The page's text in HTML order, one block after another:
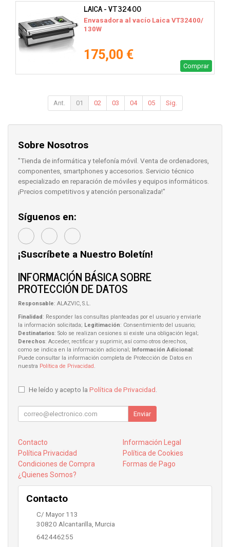
LAICA - VT32400
Envasadora al vacío Laica VT32400/
130W
175,00 €
Comprar
Ant. 01 02 03 04 05 Sig.
Sobre Nosotros
"Tienda de informática y telefonía móvil. Venta de ordenadores,
componentes, smartphones y accesorios. Servicio técnico
especializado en reparación de móviles y equipos informáticos.
¡Precios competitivos y atención personalizada!"
Síguenos en:
¡Suscríbete a Nuestro Boletín!
INFORMACIÓN BÁSICA SOBRE
PROTECCIÓN DE DATOS
Responsable: ALAZVIC, S.L.
Finalidad : Responder las consultas planteadas por el usuario y enviarle
la información solicitada; Legitimación: Consentimiento del usuario;
Destinatarios: Solo se realizan cesiones si existe una obligación legal;
Derechos: Acceder, rectificar y suprimir, así como otros derechos,
como se indica en la información adicional;
Información Adicional :
Puede consultar la información completa de Protección de Datos en
nuestra Política de Privacidad .
He leído y acepto la Política de Privacidad
Enviar
Contacto
Información Legal
Política Privacidad
Política de Cookies
Condiciones de Compra
Formas de Pago
¿Quienes Somos?
Contacto
C/ Mayor 113
30820 Alcantarilla Murcia
642446255